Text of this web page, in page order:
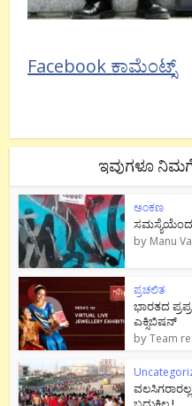
Facebook ಕಾಮೆಂಟ್ಸ್
ಇವುಗಳೂ
ಅಂಕಣ
by Manu
ಪ್ರಚಲಿತ
ಭಾರತದ
ಎಕ್ಸಿಬಿಷನ್
byTeam